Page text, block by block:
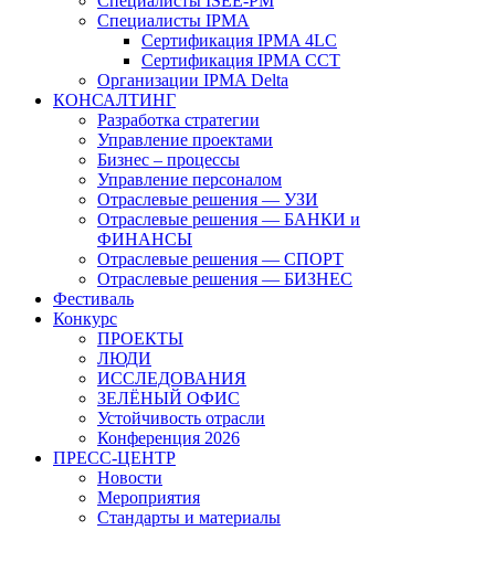
Специалисты IPMA
Сертификация IPMA 4LC
Сертификация IPMA CCT
Организации IPMA Delta
КОНСАЛТИНГ
Разработка стратегии
Управление проектами
Бизнес – процессы
Управление персоналом
Отраслевые решения — УЗИ
Отраслевые решения — БАНКИ и
ФИНАНСЫ
Отраслевые решения — СПОРТ
Отраслевые решения — БИЗНЕС
Фестиваль
Конкурс
ПРОЕКТЫ
ЛЮДИ
ИССЛЕДОВАНИЯ
ЗЕЛЁНЫЙ ОФИС
Устойчивость отрасли
Конференция 2026
ПРЕСС-ЦЕНТР
Новости
Мероприятия
Стандарты и материалы